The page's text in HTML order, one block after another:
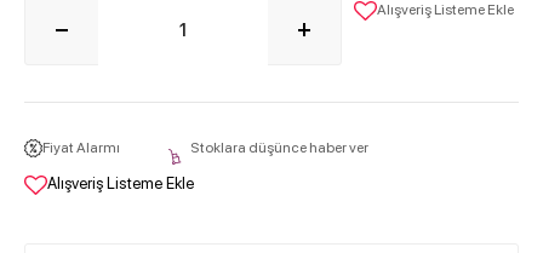
Alışveriş Listeme Ekle
Fiyat Alarmı Stoklara düşünce haber ver
Alışveriş Listeme Ekle